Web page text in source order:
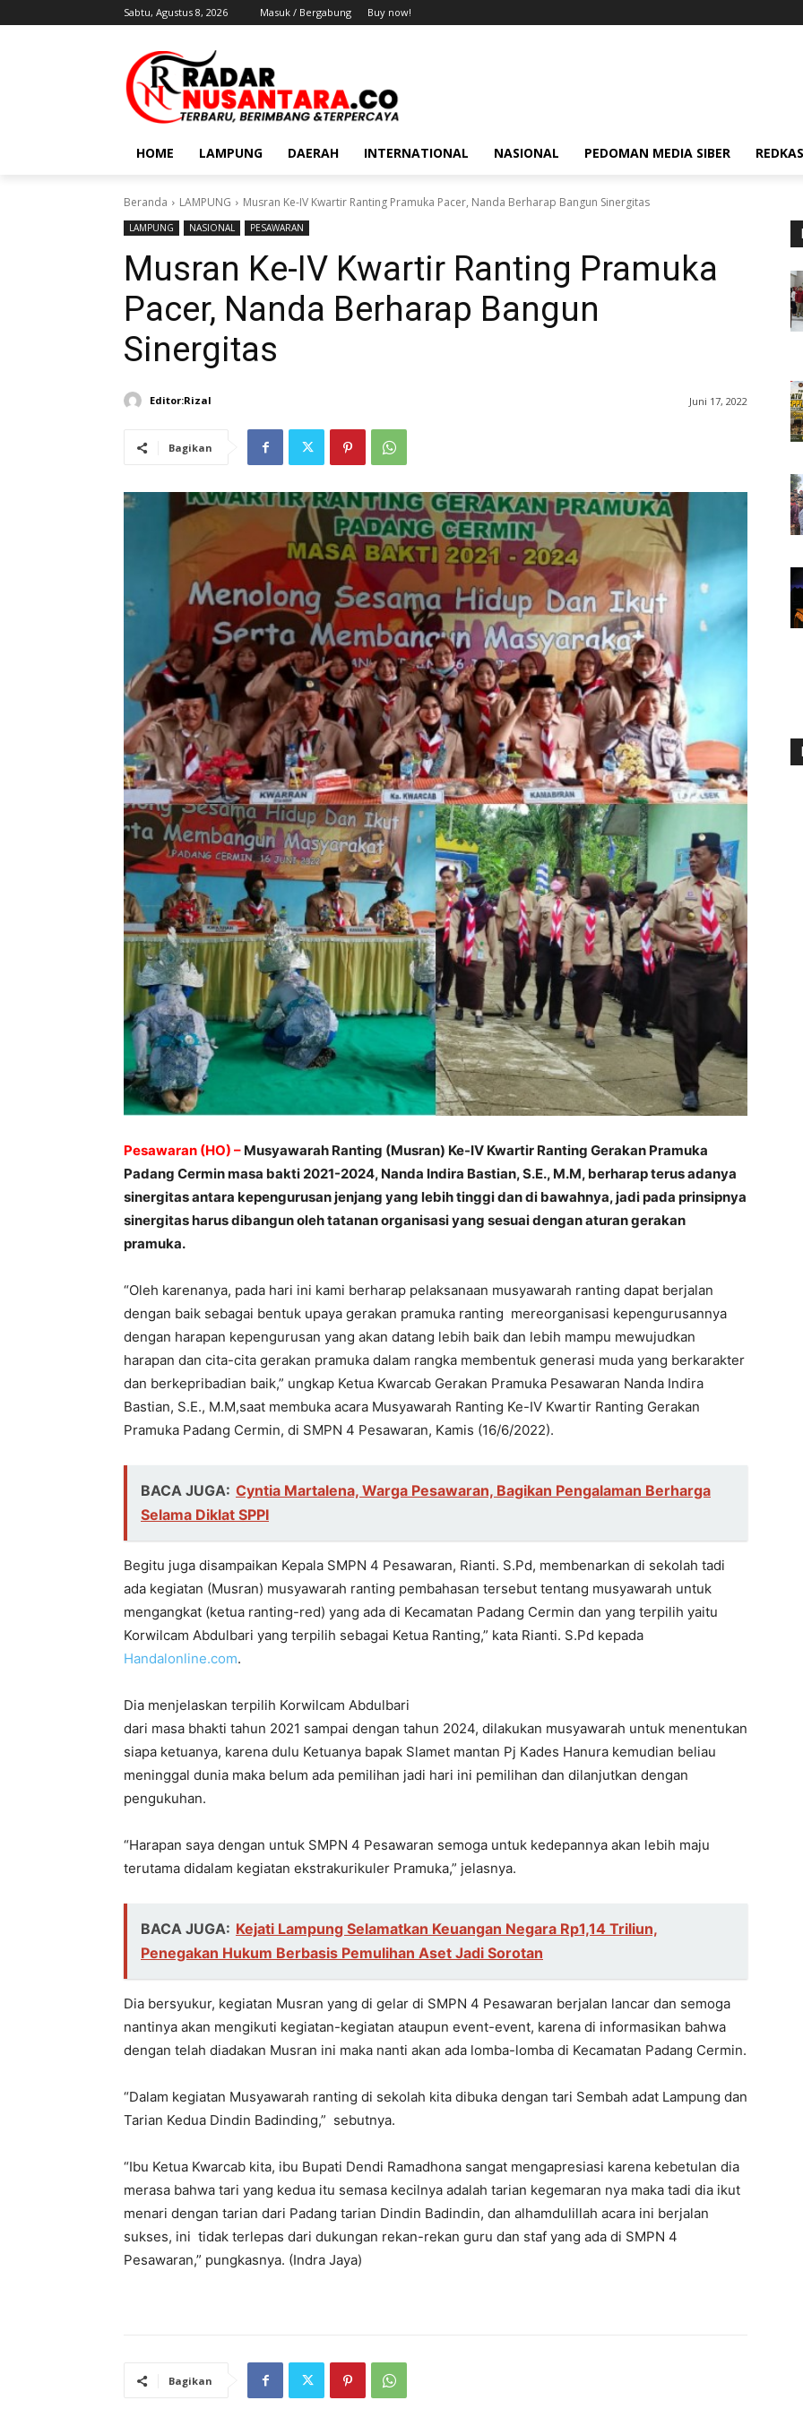
Sabtu, Agustus 8, 2026 Masuk / Bergabung Buy now!
HOME LAMPUNG DAERAH INTERNATIONAL NASIONAL PEDOMAN MEDIA SIBER
Beranda LAMPUNG Musran Ke-IV Kwartir Ranting Pramuka Pacer, Nanda Berharap Bangun Sinergitas
LAMPUNG NASIONAL PESAWARAN
Musran Ke-IV Kwartir Ranting Pramuka
Pacer, Nanda Berharap Bangun
Sinergitas
Editor:Rizal Juni 17, 2022
Bagikan
Pesawaran (HO) – Musyawarah Ranting (Musran) Ke-IV Kwartir Ranting Gerakan Pramuka
Padang Cermin masa bakti2021-2024, Nanda Indira Bastian, S.E., M.M, berharap terus adanya
sinergitas antara kepengurusan jenjang yang lebih tinggi dan di bawahnya, jadi pada prinsipnya
sinergitas harus dibangun oleh tatanan organisasi yang sesuai dengan aturan gerakan
pramuka.
“Oleh karenanya, pada hari ini kami berharap pelaksanaan musyawarah ranting dapat berjalan
dengan baik sebagai bentuk upaya gerakan pramuka ranting mereorganisasi kepengurusannya
dengan harapan kepengurusan yang akan datang lebih baik dan lebih mampu mewujudkan
harapan dan cita-cita gerakan pramuka dalam rangka membentuk generasi muda yang berkarakter
dan berkepribadian baik,” ungkap Ketua Kwarcab Gerakan Pramuka Pesawaran Nanda Indira
Bastian, S.E., M.M,saat membuka acara Musyawarah Ranting Ke-IV Kwartir Ranting Gerakan
Pramuka Padang Cermin, di SMPN 4 Pesawaran, Kamis (16/6/2022).
BACA JUGA: Cyntia Martalena, Warga Pesawaran, Bagikan Pengalaman Berharga
Selama Diklat SPPI
Begitu juga disampaikan Kepala SMPN 4 Pesawaran, Rianti. S.Pd, membenarkan di sekolah tadi
ada kegiatan (Musran) musyawarah ranting pembahasan tersebut tentang musyawarah untuk
mengangkat (ketua ranting-red) yang ada di Kecamatan Padang Cermin dan yang terpilih yaitu
Korwilcam Abdulbari yang terpilih sebagai Ketua Ranting,” kata Rianti. S.Pd kepada
Handalonline.com.
Dia menjelaskan terpilih Korwilcam Abdulbari
dari masa bhakti tahun 2021 sampai dengan tahun 2024, dilakukan musyawarah untuk menentukan
siapa ketuanya, karena dulu Ketuanya bapak Slamet mantan Pj Kades Hanura kemudian beliau
meninggal dunia maka belum ada pemilihan jadi hari ini pemilihan dan dilanjutkan dengan
pengukuhan.
“Harapan saya dengan untuk SMPN 4 Pesawaran semoga untuk kedepannya akan lebih maju
terutama didalam kegiatan ekstrakurikuler Pramuka,” jelasnya.
BACA JUGA: Kejati Lampung Selamatkan Keuangan Negara Rp1,14 Triliun,
Penegakan Hukum Berbasis Pemulihan Aset Jadi Sorotan
Dia bersyukur, kegiatan Musran yang di gelar di SMPN 4 Pesawaran berjalan lancar dan semoga
nantinya akan mengikuti kegiatan-kegiatan ataupun event-event, karena di informasikan bahwa
dengan telah diadakan Musran ini maka nanti akan ada lomba-lomba di Kecamatan Padang Cermin.
“Dalam kegiatan Musyawarah ranting di sekolah kita dibuka dengan tari Sembah adat Lampung dan
Tarian Kedua Dindin Badinding,” sebutnya.
“Ibu Ketua Kwarcab kita, ibu Bupati Dendi Ramadhona sangat mengapresiasi karena kebetulan dia
merasa bahwa tari yang kedua itu semasa kecilnya adalah tarian kegemaran nya maka tadi dia ikut
menari dengan tarian dari Padang tarian Dindin Badindin, dan alhamdulillah acara ini berjalan
sukses, ini tidak terlepas dari dukungan rekan-rekan guru dan staf yang ada di SMPN 4
Pesawaran,” pungkasnya. (Indra Jaya)
Bagikan